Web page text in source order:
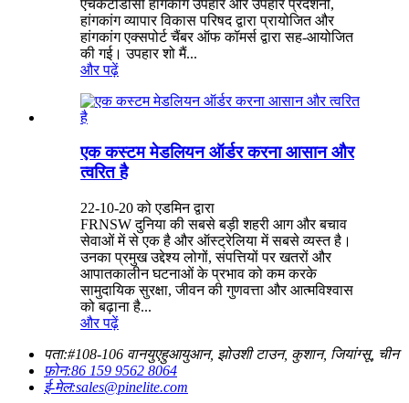
एचकेटीडीसी हांगकांग उपहार और उपहार प्रदर्शनी,
हांगकांग व्यापार विकास परिषद द्वारा प्रायोजित और
हांगकांग एक्सपोर्ट चैंबर ऑफ कॉमर्स द्वारा सह-आयोजित
की गई। उपहार शो मैं...
और पढ़ें
एक कस्टम मेडलियन ऑर्डर करना आसान और
त्वरित है
22-10-20 को एडमिन द्वारा
FRNSW दुनिया की सबसे बड़ी शहरी आग और बचाव
सेवाओं में से एक है और ऑस्ट्रेलिया में सबसे व्यस्त है।
उनका प्रमुख उद्देश्य लोगों, संपत्तियों पर खतरों और
आपातकालीन घटनाओं के प्रभाव को कम करके
सामुदायिक सुरक्षा, जीवन की गुणवत्ता और आत्मविश्वास
को बढ़ाना है...
और पढ़ें
पता:#108-106 वानयुएहुआयुआन, झोउशी टाउन, कुशान, जियांग्सू, चीन
फ़ोन:86 159 9562 8064
ई-मेल:sales@pinelite.com